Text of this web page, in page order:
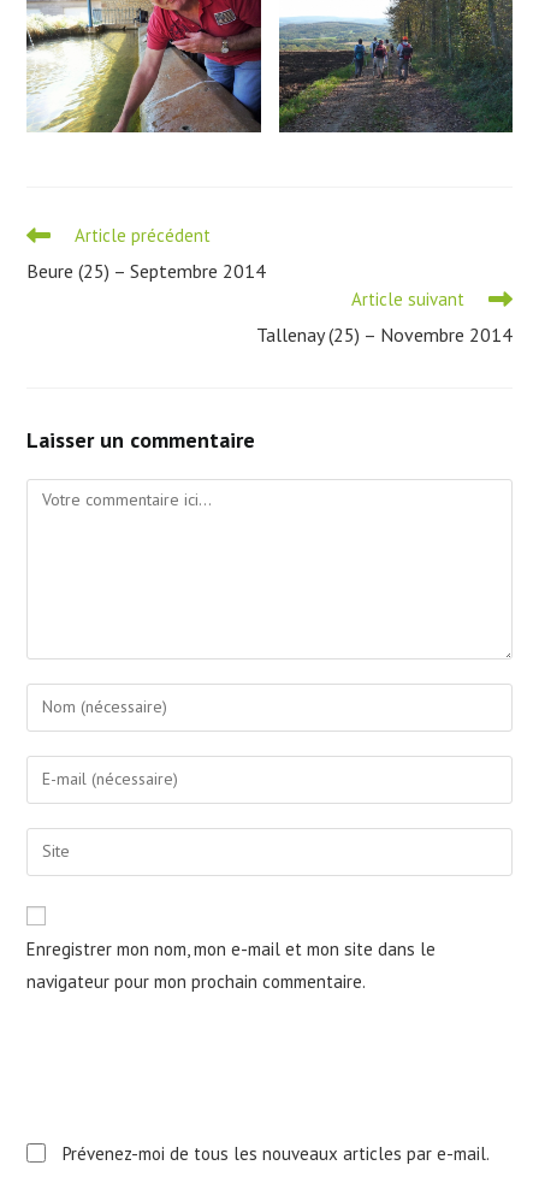
Read
articles
Article précédent
Beure (25) – Septembre 2014
Article suivant
Tallenay (25) – Novembre 2014
Laisser un commentaire
Comment
Enter
your
name
comment
Enter
your
email
address
comment
Saisir
l’URL
de
votre
site
(facultatif)
Enregistrer mon nom, mon e-mail et mon site dans le
navigateur pour mon prochain commentaire.
Prévenez-moi de tous les nouveaux articles par e-mail.